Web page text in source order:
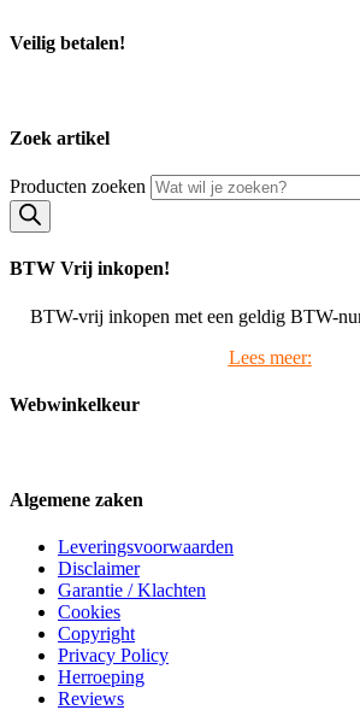
Veilig betalen!
Zoek artikel
Producten zoeken
BTW Vrij inkopen!
BTW-vrij inkopen met een geldig BTW-
Lees meer:
Webwinkelkeur
Algemene zaken
Leveringsvoorwaarden
Disclaimer
Garantie / Klachten
Cookies
Copyright
Privacy Policy
Herroeping
Reviews